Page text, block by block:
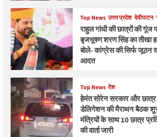
Top News उत्तर प्रदेश देवीपाटन
राहुल गांधी की छात्रों की गूंज
बृजभूषण शरण सिंह का तीखा
बोले- कांग्रेस की सिर्फ जूठन
आदत
Top News देश
हेमंत सोरेन सरकार और छात्र
डेलिगेशन की मैराथन बैठक
मंत्रियों के साथ 10 छात्र
की वार्ता जारी